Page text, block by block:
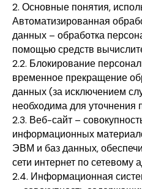
2. Основные понятия,
Автоматизированная
данных – обработка
помощью средств
2.2. Блокирование
временное прекращение
данных (за исключением
необходима для уточнения
2.3. Веб-сайт –
информационных
ЭВМ и баз данных,
сети интернет по сетевому
2.4. Информационная